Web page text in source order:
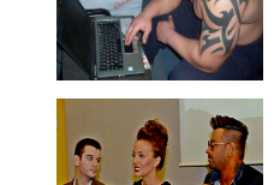
УКРАЙНА
СПОРТ
РАЗСЛЕДВАНЕ
БИЗНЕС